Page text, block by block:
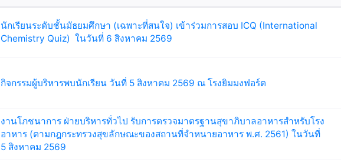
นักเรียนระดับชั้นมัธยมศึกษา (เฉพาะที่สนใจ) เข้าร่วมการสอบ ICQ (International
Chemistry Quiz) ในวันที่ 6 สิงหาคม 2569
กิจกรรมผู้บริหารพบนักเรียน วันที่ 5 สิงหาคม 2569 ณ โรงยิมมงฟอร์ต
งานโภชนาการ ฝ่ายบริหารทั่วไป รับการตรวจมาตรฐานสุขาภิบาลอาหารสำหรับโรง
อาหาร (ตามกฎกระทรวงสุขลักษณะของสถานที่จำหนายอาหาร พ.ศ. 2561) ในวันที่
5 สิงหาคม 2569